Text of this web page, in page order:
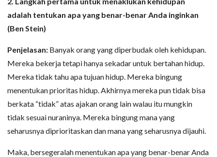
adalah tentukan apa yang benar-benar Anda inginkan
(Ben Stein)
Penjelasan: Banyak orang yang diperbudak oleh kehidupan.
Mereka bekerja tetapi hanya sekadar untuk bertahan hidup.
Mereka tidak tahu apa tujuan hidup. Mereka bingung
menentukan prioritas hidup. Akhirnya mereka pun tidak bisa
berkata “tidak” atas ajakan orang lain walau itu mungkin
tidak sesuai nuraninya. Mereka bingung mana yang
seharusnya diprioritaskan dan mana yang seharusnya dijauhi.
Maka, bersegeralah menentukan apa yang benar-benar Anda